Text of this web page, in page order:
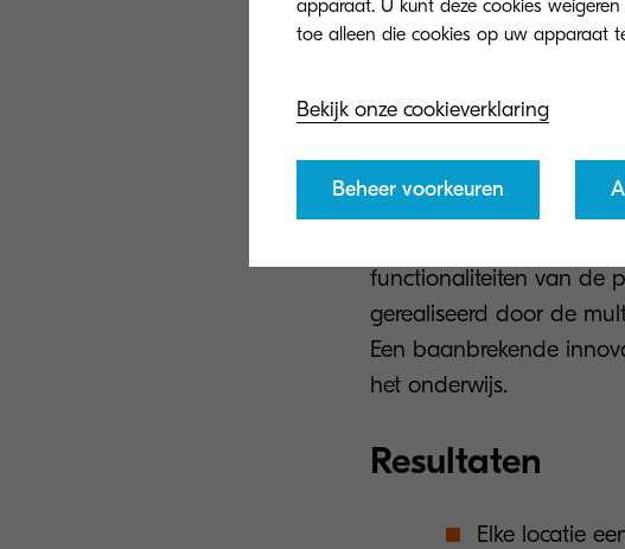
op locatie hebben. Voor
loggen voortaan
de machine.
functionaliteiten van de
gerealiseerd door de
Een baanbrekende
het onderwijs.
Resultaten
Elke locatie
apparaat. U kunt deze cookies
Bekijk onze cookieverklaring
Beheer voorkeuren